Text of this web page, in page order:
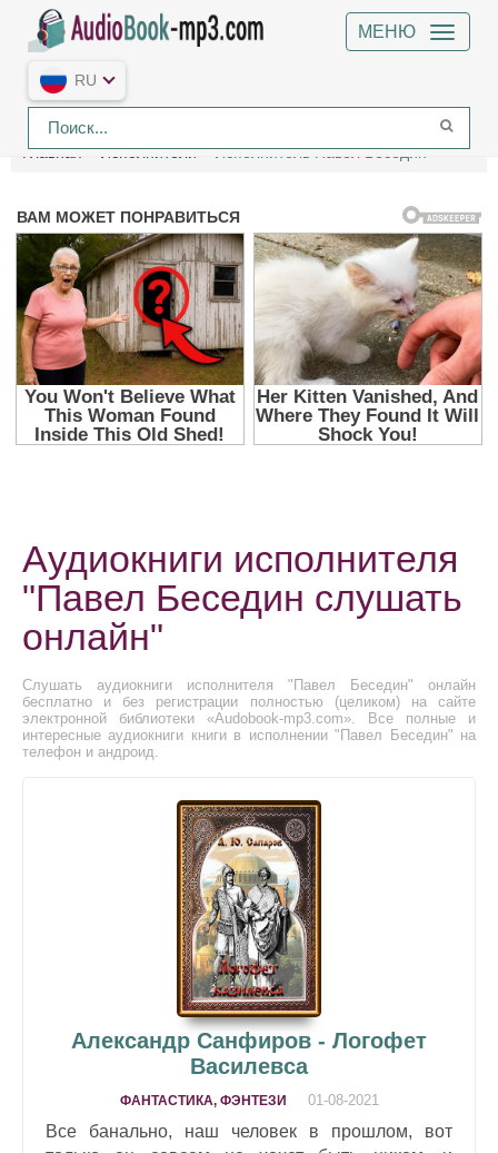
МЕНЮ
RU
Главная Исполнители Исполнитель Павел Беседин
Аудиокниги исполнителя
"Павел Беседин слушать
онлайн"
Слушать аудиокниги исполнителя "Павел Беседин" онлайн
бесплатно и без регистрации полностью (целиком) на сайте
электронной библиотеки «Audobook-mp3.com». Все полные и
интересные аудиокниги книги в исполнении "Павел Беседин" на
телефон и андроид.
Александр Санфиров - Логофет
Василевса
ФАНТАСТИКА, ФЭНТЕЗИ 01-08-2021
Все банально, наш человек в прошлом, вот